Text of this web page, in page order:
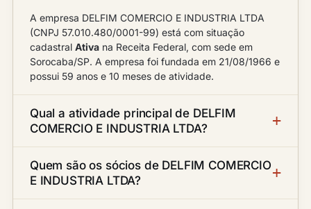
A empresa DELFIM COMERCIO E INDUSTRIA LTDA
(CNPJ 57.010.480/0001-99) está com situação
cadastral Ativa na Receita Federal, com sede em
Sorocaba/SP. A empresa foi fundada em 21/08/1966 e
possui 59 anos e 10 meses de atividade.
Qual a atividade principal de DELFIM
COMERCIO E INDUSTRIA LTDA?
Quem são os sócios de DELFIM COMERCIO
E INDUSTRIA LTDA?